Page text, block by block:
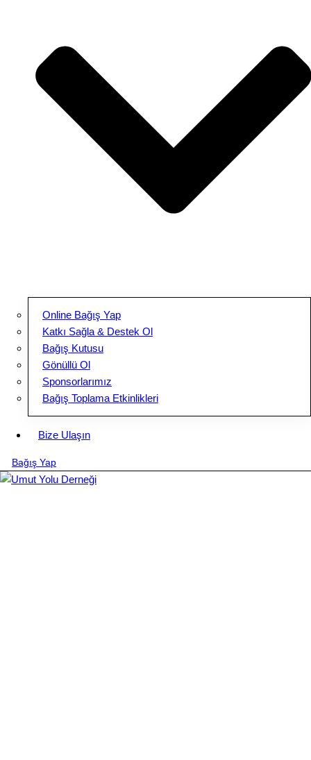
Online Bağış Yap
Katkı Sağla & Destek Ol
Bağış Kutusu
Gönüllü Ol
Sponsorlarımız
Bağış Toplama Etkinlikleri
Bize Ulaşın
Bağış Yap